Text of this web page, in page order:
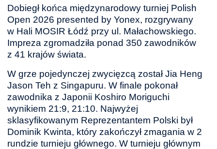
Dobiegł końca międzynarodowy turniej Polish
Open 2026 presented by Yonex, rozgrywany
w Hali MOSIR Łódź przy ul. Małachowskiego.
Impreza zgromadziła ponad 350 zawodników
z 41 krajów świata.
W grze pojedynczej zwycięzcą został Jia Heng
Jason Teh z Singapuru. W finale pokonał
zawodnika z Japonii Koshiro Moriguchi
wynikiem 21:9, 21:10. Najwyżej
sklasyfikowanym Reprezentantem Polski był
Dominik Kwinta, który zakończył zmagania w 2
rundzie turnieju głównego. W turnieju głównym